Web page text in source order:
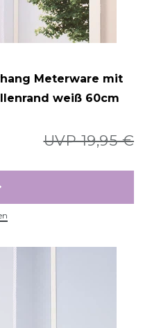
Meterware mit
weiß 60cm
UVP 19,95 €